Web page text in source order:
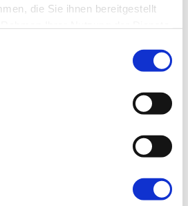
die Sie ihnen bereitgestellt
On-prem.